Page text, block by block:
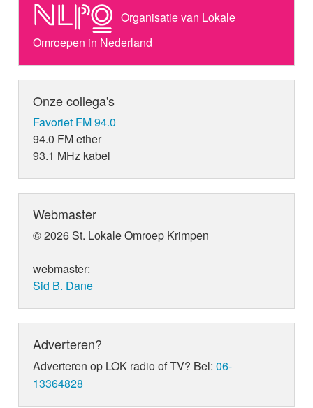
Organisatie van Lokale
Omroepen in Nederland
Onze collega's
Favoriet FM 94.0
94.0 FM ether
93.1 MHz kabel
Webmaster
© 2026 St. Lokale Omroep Krimpen
webmaster:
Sid B. Dane
Adverteren?
Adverteren op LOK radio of TV? Bel:06-
13364828